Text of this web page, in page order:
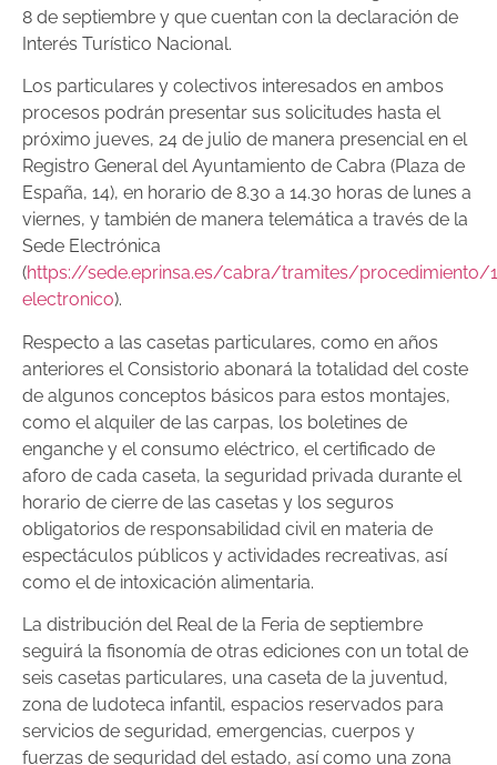
8 de septiembre y que cuentan con la declaración de
Interés Turístico Nacional.
Los particulares y colectivos interesados en ambos
procesos podrán presentar sus solicitudes hasta el
próximo jueves, 24 de julio de manera presencial en el
Registro General del Ayuntamiento de Cabra (Plaza de
España, 14), en horario de 8.30 a 14.30 horas de lunes a
viernes, y también de manera telemática a través de la
Sede Electrónica
(https://sede.eprinsa.es/cabra/tramites/procedimiento/
electronico).
Respecto a las casetas particulares, como en años
anteriores el Consistorio abonará la totalidad del coste
de algunos conceptos básicos para estos montajes,
como el alquiler de las carpas, los boletines de
enganche y el consumo eléctrico, el certificado de
aforo de cada caseta, la seguridad privada durante el
horario de cierre de las casetas y los seguros
obligatorios de responsabilidad civil en materia de
espectáculos públicos y actividades recreativas, así
como el de intoxicación alimentaria.
La distribución del Real de la Feria de septiembre
seguirá la fisonomía de otras ediciones con un total de
seis casetas particulares, una caseta de la juventud,
zona de ludoteca infantil, espacios reservados para
servicios de seguridad, emergencias, cuerpos y
fuerzas de seguridad del estado, así como una zona